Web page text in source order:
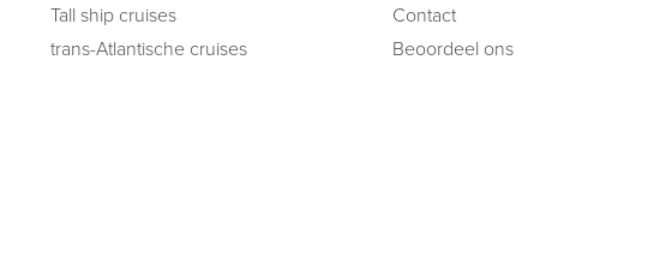
Tall ship cruises
trans-Atlantische cruises
Contact
Beoordeel ons